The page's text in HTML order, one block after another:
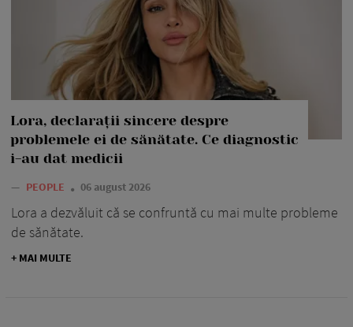
Lora, declarații sincere despre
problemele ei de sănătate. Ce diagnostic
i-au dat medicii
— PEOPLE 06 august 2026
Lora a dezvăluit că se confruntă cu mai multe probleme
de sănătate.
+ MAI MULTE